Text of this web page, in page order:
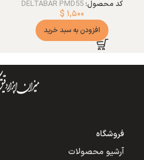
کد محصول:DELTABAR PMD55
$ ۱,۵۰۰
افزودن به سبد خرید
فروشگاه
آرشیو محصولات